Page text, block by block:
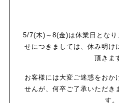
5/7(木)～8(金)は休業日とな
せにつきましては、休み明け
頂きま
お客様には大変ご迷惑をおか
せんが、何卒ご了承いただき
す。